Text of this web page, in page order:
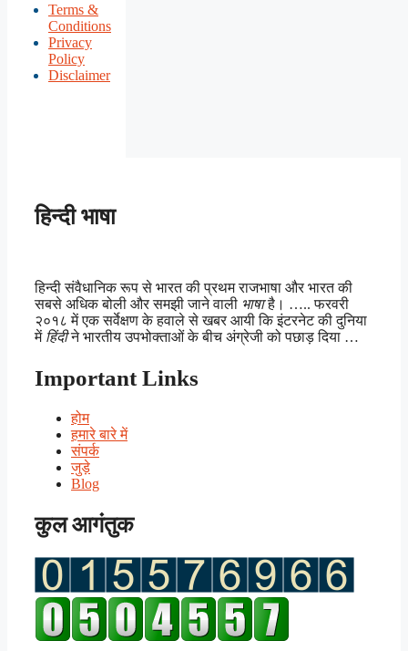
Terms &
Conditions
Privacy
Policy
Disclaimer
हिन्दी भाषा
हिन्दी संवैधानिक रूप से भारत की प्रथम राजभाषा और भारत की
सबसे अधिक बोली और समझी जाने वाली भाषाहै। ….. फरवरी
२०१८ में एक सर्वेक्षण के हवाले से खबर आयी कि इंटरनेट की दुनिया
में हिंदीने भारतीय उपभोक्ताओं के बीच अंग्रेजी को पछाड़ दिया …
Important Links
होम
हमारे बारे में
संपर्क
जुड़े
Blog
कुल आगंतुक